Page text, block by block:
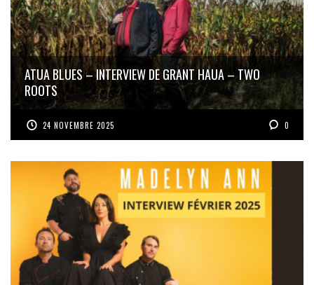
ATUA BLUES – INTERVIEW DE GRANT HAUA – TWO
ROOTS
24 NOVEMBRE 2025 0